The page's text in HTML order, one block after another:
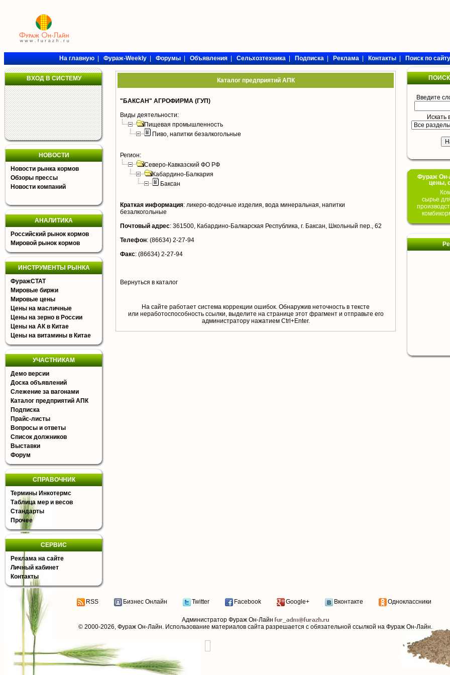
На главную|Фураж-Weekly|Форумы|Объявления|Сельхозтехника|Подписка|Реклама|Контакты|Поиск по сайту
ВХОД В СИСТЕМУ
НОВОСТИ
Новости рынка кормов
Обзоры прессы
Новости компаний
АНАЛИТИКА
Российский рынок кормов
Мировой рынок кормов
ИНСТРУМЕНТЫ РЫНКА
ФуражСТАТ
Мировые биржи
Мировые цены
Цены на масличные
Цены на зерно в России
Цены на АК в Китае
Цены на витамины в Китае
УЧАСТНИКАМ
Демо версии
Доска объявлений
Слежение за вагонами
Каталог предприятий АПК
Подписка
Прайс-листы
Вопросы и ответы
Список должников
Выставки
Форум
СПРАВОЧНИК
Термины Инкотермс
Таблица мер и весов
Стандарты
Прочее
СЕРВИС
Реклама на сайте
Личный кабинет
Контакты
Каталог предприятий АПК
"БАКСАН" АГРОФИРМА (ГУП)
Виды деятельности:
Пищевая промышленность
Пиво, напитки безалкогольные
Регион:
Северо-Кавказский ФО РФ
Кабардино-Балкария
Баксан
Краткая информация: ликеро-водочные изделия, вода минеральная, напитки
безалкогольные
Почтовый адрес: 361500, Кабардино-Балкарская Республика, г. Баксан, Школьный пер., 62
Телефон: (86634) 2-27-94
Факс: (86634) 2-27-94
Вернуться в каталог
На сайте работает система коррекции ошибок. Обнаружив неточность в тексте
или неработоспособность ссылки, выделите на странице этот фрагмент и отправьте его
aдминистратору нажатием Ctrl+Enter.
Введите
Искать
Фураж Он-
цены,
сырье
RSS Бизнес Онлайн Twitter Facebook Google+ Вконтакте Одноклассники
Администратор Фураж Он-Лайн
© 2000-2026, Фураж Он-Лайн. Использование материалов сайта разрешается с обязательной ссылкой на Фураж Он-Лайн.